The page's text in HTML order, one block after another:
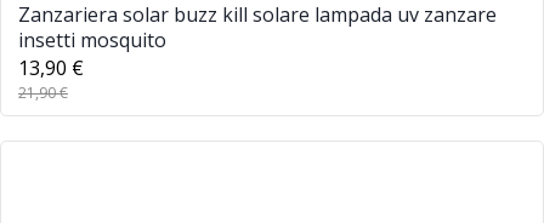
Zanzariera solar buzz kill solare lampada uv zanzare
insetti mosquito
13,90 €
21,90 €